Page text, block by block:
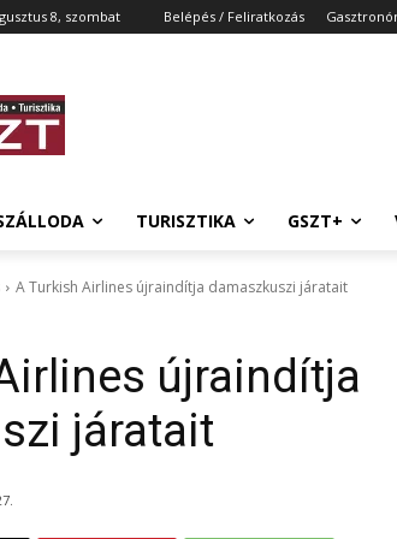
8, szombat Belépés / Feliratkozás
TURISZTIKA GSZT+
A Turkish Airlines újraindítja damaszkuszi járatait
újraindítja
járatait